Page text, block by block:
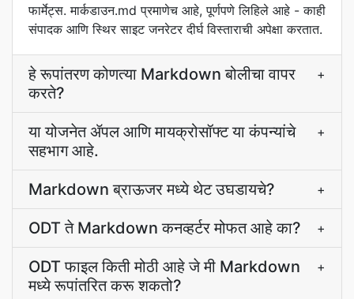
फार्मेट्स. मार्कडाउन.md प्रमाणेच आहे, पूर्णपणे लिहिले आहे - काही
संपादक आणि स्थिर साइट जनरेटर दीर्घ विस्ताराची अपेक्षा करतात.
हे रूपांतरण कोणत्या Markdown बोलीचा वापर
करते?
+
या योजनेत ॲपल आणि मायक्रोसॉफ्ट या कंपन्यांचे
सहभाग आहे.
+
Markdown ब्राऊजर मध्ये थेट उघडायचे? +
ODT ते Markdown कनव्हर्टर मोफत आहे का? +
ODT फाइल किती मोठी आहे जे मी Markdown
मध्ये रूपांतरित करू शकतो?
+